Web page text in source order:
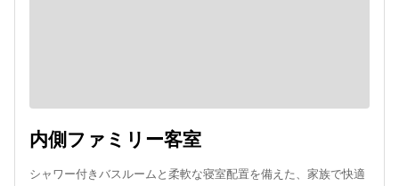
内側ファミリー客室
シャワー付きバスルームと柔軟な寝室配置を備えた、家族で快適